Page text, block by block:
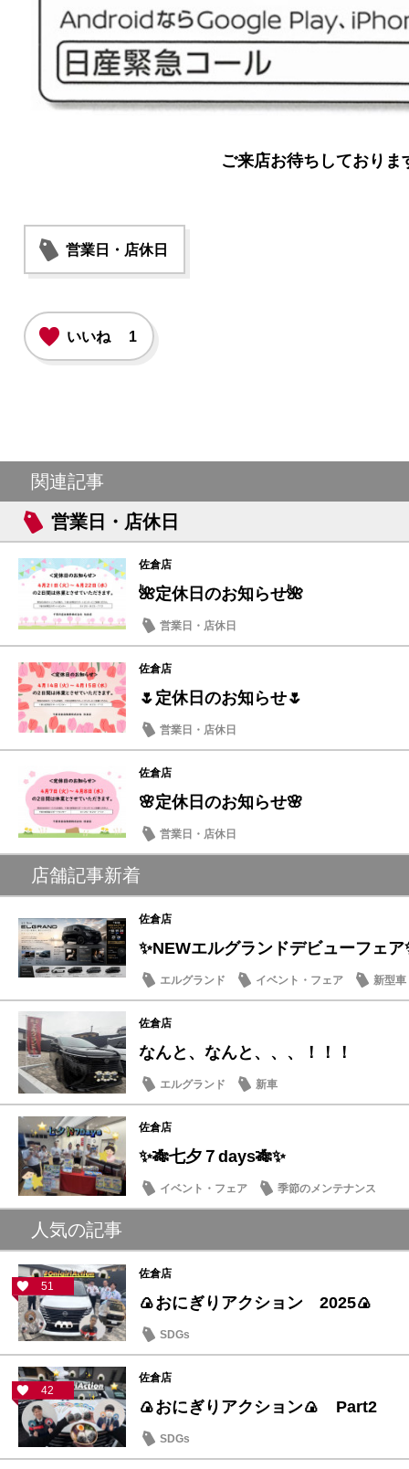
ご来店お待ちしておりま
営業日・店休日
いいね 1
関連記事
営業日・店休日
佐倉店
🌺定休日のお知らせ🌺
営業日・店休日
佐倉店
🌷定休日のお知らせ🌷
営業日・店休日
佐倉店
🌸定休日のお知らせ🌸
営業日・店休日
店舗記事新着
佐倉店
✨NEWエルグランドデビューフェア
エルグランド イベント・フェア 新型車
佐倉店
なんと、なんと、、、！！！
エルグランド 新車
佐倉店
✨🎋七夕７days🎋✨
イベント・フェア 季節のメンテナンス
人気の記事
51
佐倉店
🍙おにぎりアクション 2025🍙
SDGs
42
佐倉店
🍙おにぎりアクション🍙 Part2
SDGs